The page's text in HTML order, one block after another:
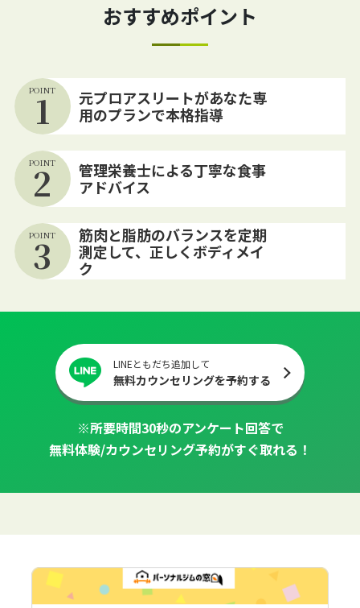
おすすめポイント
POINT
1
元プロアスリートがあなた専
用のプランで本格指導
POINT
2
管理栄養士による丁寧な食事
アドバイス
POINT
3
筋肉と脂肪のバランスを定期
測定して、正しくボディメイ
ク
LINEともだち追加して
無料カウンセリングを予約する
※所要時間30秒のアンケート回答で
無料体験/カウンセリング予約がすぐ取れる！